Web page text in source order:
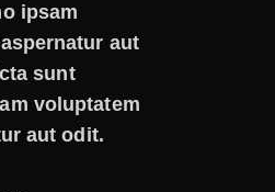
ipsam
aut
sunt
voluptatem
aut odit.